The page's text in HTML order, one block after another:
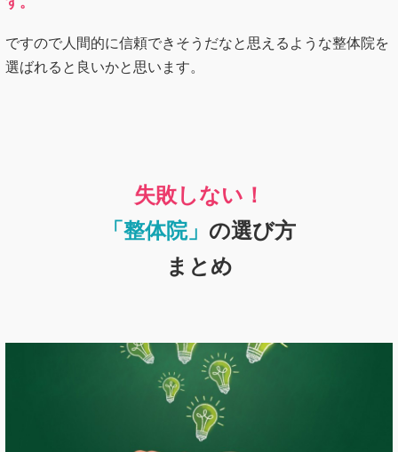
ですので人間的に信頼できそうだなと思えるような整体院を
選ばれると良いかと思います。
失敗しない！
「整体院」 の選び方
まとめ